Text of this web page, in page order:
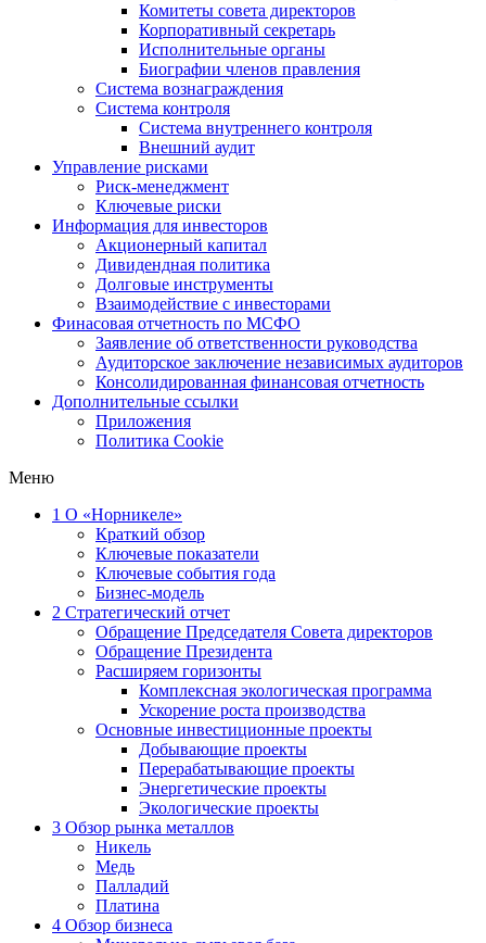
Комитеты совета директоров
Корпоративный секретарь
Исполнительные органы
Биографии членов правления
Система вознаграждения
Система контроля
Система внутреннего контроля
Внешний аудит
Управление рисками
Риск-менеджмент
Ключевые риски
Информация для инвесторов
Акционерный капитал
Дивидендная политика
Долговые инструменты
Взаимодействие с инвеcторами
Финасовая отчетность по МСФО
Заявление об ответственности руководства
Аудиторское заключение независимых аудиторов
Консолидированная финансовая отчетность
Дополнительные ссылки
Приложения
Политика Cookie
Меню
1 О «Норникеле»
Краткий обзор
Ключевые показатели
Ключевые события года
Бизнес-модель
2 Стратегический отчет
Обращение Председателя Совета директоров
Обращение Президента
Расширяем горизонты
Комплексная экологическая программа
Ускорение роста производства
Основные инвестиционные проекты
Добывающие проекты
Перерабатывающие проекты
Энергетические проекты
Экологические проекты
3 Обзор рынка металлов
Никель
Медь
Палладий
Платина
4 Обзор бизнеса